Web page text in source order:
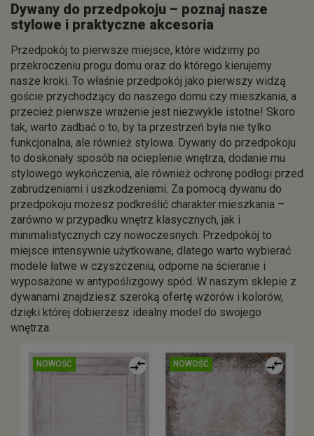
Dywany do przedpokoju – poznaj nasze
stylowe i praktyczne akcesoria
Przedpokój to pierwsze miejsce, które widzimy po
przekroczeniu progu domu oraz do którego kierujemy
nasze kroki. To właśnie przedpokój jako pierwszy widzą
goście przychodzący do naszego domu czy mieszkania, a
przecież pierwsze wrażenie jest niezwykle istotne! Skoro
tak, warto zadbać o to, by ta przestrzeń była nie tylko
funkcjonalna, ale również stylowa. Dywany do przedpokoju
to doskonały sposób na ocieplenie wnętrza, dodanie mu
stylowego wykończenia, ale również ochronę podłogi przed
zabrudzeniami i uszkodzeniami. Za pomocą dywanu do
przedpokoju możesz podkreślić charakter mieszkania –
zarówno w przypadku wnętrz klasycznych, jak i
minimalistycznych czy nowoczesnych. Przedpokój to
miejsce intensywnie użytkowane, dlatego warto wybierać
modele łatwe w czyszczeniu, odporne na ścieranie i
wyposażone w antypoślizgowy spód. W naszym sklepie z
dywanami znajdziesz szeroką ofertę wzorów i kolorów,
dzięki której dobierzesz idealny model do swojego
wnętrza.
NOWOŚĆ NOWOŚĆ